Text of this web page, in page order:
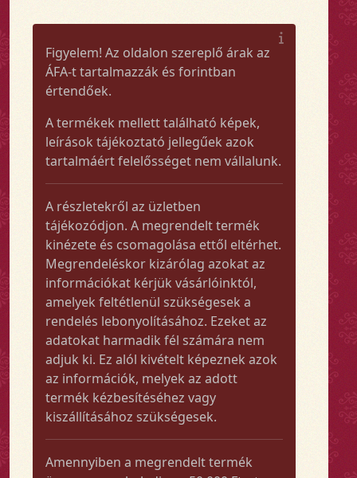
Figyelem! Az oldalon szereplő árak az
ÁFA-t tartalmazzák és forintban
értendőek.
A termékek mellett található képek,
leírások tájékoztató jellegűek azok
tartalmáért felelősséget nem vállalunk.
A részletekről az üzletben
tájékozódjon. A megrendelt termék
kinézete és csomagolása ettől eltérhet.
Megrendeléskor kizárólag azokat az
információkat kérjük vásárlóinktól,
amelyek feltétlenül szükségesek a
rendelés lebonyolításához. Ezeket az
adatokat harmadik fél számára nem
adjuk ki. Ez alól kivételt képeznek azok
az információk, melyek az adott
termék kézbesítéséhez vagy
kiszállításához szükségesek.
Amennyiben a megrendelt termék